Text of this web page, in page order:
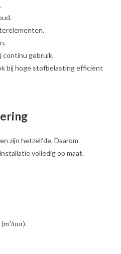
continu gebruik.
bij hoge stofbelasting efficiënt
zijn hetzelfde. Daarom
volledig op maat.
uur).